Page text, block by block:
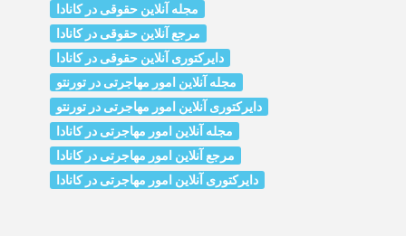
مجله آنلاین حقوقی در کانادا
مرجع آنلاین حقوقی در کانادا
دایرکتوری آنلاین حقوقی در کانادا
مجله آنلاین امور مهاجرتی در تورنتو
دایرکتوری آنلاین امور مهاجرتی در تورنتو
مجله آنلاین امور مهاجرتی در کانادا
مرجع آنلاین امور مهاجرتی در کانادا
دایرکتوری آنلاین امور مهاجرتی در کانادا